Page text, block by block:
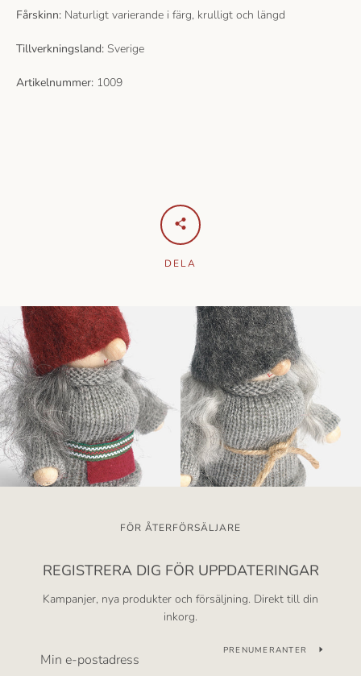
Fårskinn: Naturligt varierande i färg, krulligt och längd
Tillverkningsland: Sverige
Artikelnummer: 1009
DELA
FÖR ÅTERFÖRSÄLJARE
REGISTRERA DIG FÖR UPPDATERINGAR
Kampanjer, nya produkter och försäljning. Direkt till din
inkorg.
PRENUMERANTER